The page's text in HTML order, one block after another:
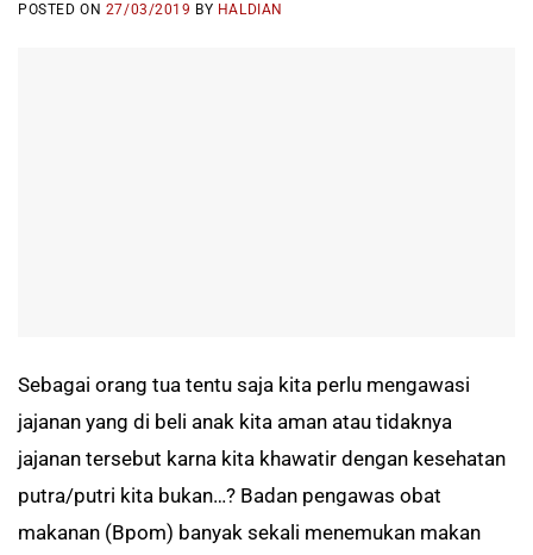
POSTED ON 27/03/2019 BY HALDIAN
Sebagai orang tua tentu saja kita perlu mengawasi
jajanan yang di beli anak kita aman atau tidaknya
jajanan tersebut karna kita khawatir dengan kesehatan
putra/putri kita bukan…? Badan pengawas obat
makanan (Bpom) banyak sekali menemukan makan